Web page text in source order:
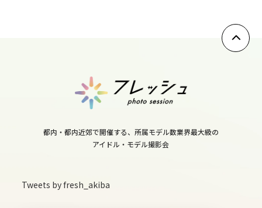
13
14
都内・都内近郊で開催する、所属モデル数業界最大級の
アイドル・モデル撮影会
Tweets by fresh_akiba